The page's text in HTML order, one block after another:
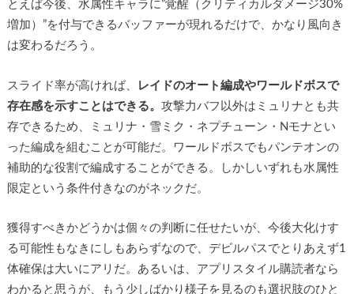
とえば今後、水属性キャラに”覚醒（クリティカルダメージ30%
増加）”を付与できるバッファーが現れるだけで、かなり風向き
は変わるだろう。
スライド率が高ければ、
レイドのオート編成やワールドボスで
存在感を示すことはできる。 攻撃力バフ以外はミュリナとも共
存できるため、ミュリナ・雪ミク・ネプチューン・Nモナとい
った編成を組むことが可能だ。ワールドボスでもパンテオンの
補助的な役割で編成することができる。しかしいずれも水属性
限定という条件付きなのがネックだ。
獲得すべきかどうかは個々の判断に任せたいが、今後大化けす
る可能性もなきにしもあらずなので、デビルパスでとりあえず1
体確保は大いにアリだ。あるいは、アプリスタイル購読者なら
わかると思うが、もう少しばかり様子を見るのも選択肢のひと